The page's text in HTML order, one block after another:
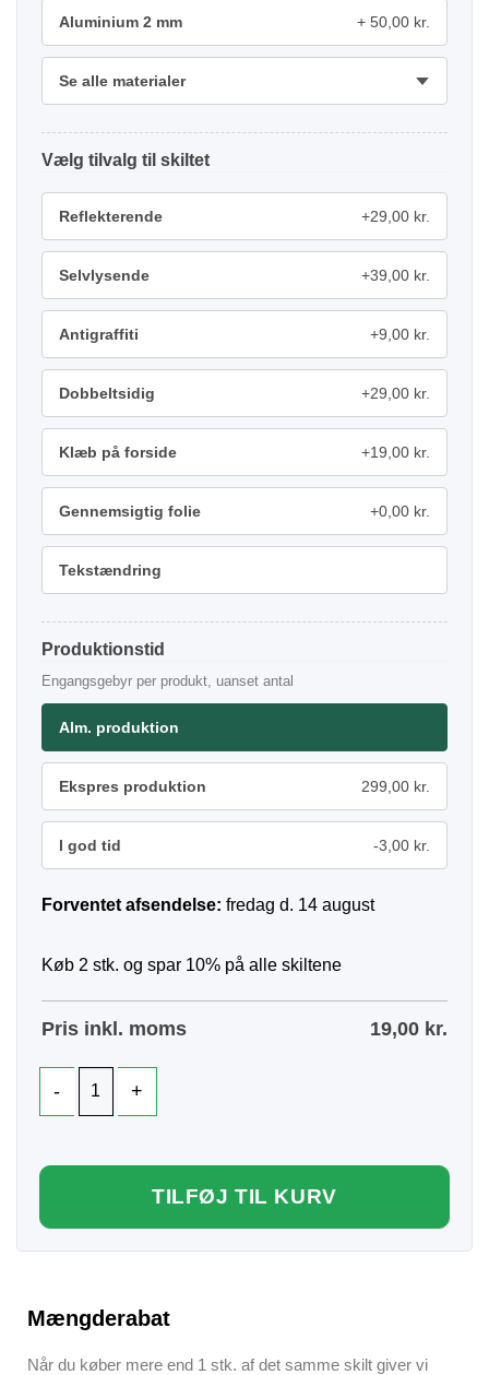
Aluminium 2 mm 50,00 kr.
Se alle materialer
tilvalg
Reflekterende +29,00 kr.
Selvlysende +39,00 kr.
Antigraffiti +9,00 kr.
Dobbeltsidig +29,00 kr.
Klæb på forside +19,00 kr.
Gennemsigtig folie +0,00 kr.
Tekstændring
Produktionstid
Engangsgebyr per produkt, uanset antal
Alm. produktion
Ekspres produktion 299,00 kr.
I god tid -3,00 kr.
Forventet afsendelse: fredag d. 14 august
Køb 2 stk. og spar 10% på alle skiltene
Pris inkl. moms 19,00 kr.
TILFØJ TIL KURV
Mængderabat
Når du køber mere end 1 stk. af det samme skilt giver vi